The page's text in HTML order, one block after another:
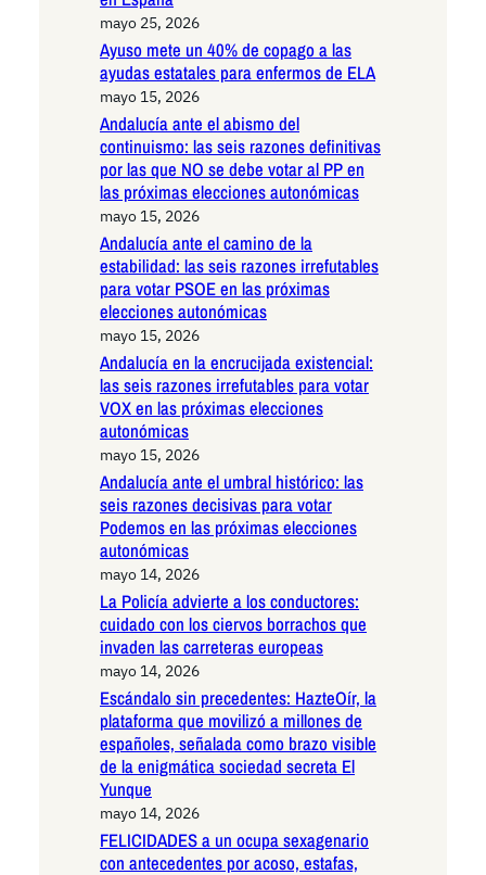
mayo 25, 2026
Ayuso mete un 40% de copago a las
ayudas estatales para enfermos de ELA
mayo 15, 2026
Andalucía ante el abismo del
continuismo: las seis razones definitivas
por las que NO se debe votar al PP en
las próximas elecciones autonómicas
mayo 15, 2026
Andalucía ante el camino de la
estabilidad: las seis razones irrefutables
para votar PSOE en las próximas
elecciones autonómicas
mayo 15, 2026
Andalucía en la encrucijada existencial:
las seis razones irrefutables para votar
VOX en las próximas elecciones
autonómicas
mayo 15, 2026
Andalucía ante el umbral histórico: las
seis razones decisivas para votar
Podemos en las próximas elecciones
autonómicas
mayo 14, 2026
La Policía advierte a los conductores:
cuidado con los ciervos borrachos que
invaden las carreteras europeas
mayo 14, 2026
Escándalo sin precedentes: HazteOír, la
plataforma que movilizó a millones de
españoles, señalada como brazo visible
de la enigmática sociedad secreta El
Yunque
mayo 14, 2026
FELICIDADES a un ocupa sexagenario
con antecedentes por acoso, estafas,